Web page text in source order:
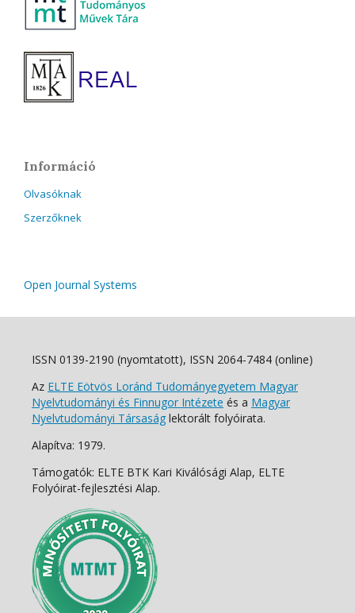
Információ
Olvasóknak
Szerzőknek
Open Journal Systems
ISSN 0139-2190 (nyomtatott), ISSN 2064-7484 (online)
Az ELTE Eötvös Loránd Tudományegyetem Magyar
Nyelvtudományi és Finnugor Intézete és a Magyar
Nyelvtudományi Társaság lektorált folyóirata.
Alapítva: 1979.
Támogatók: ELTE BTK Kari Kiválósági Alap, ELTE
Folyóirat-fejlesztési Alap.